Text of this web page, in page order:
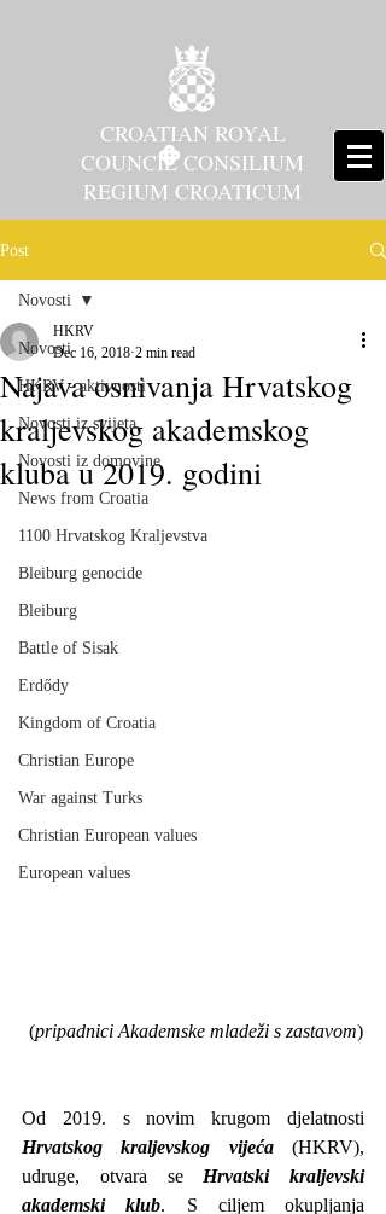
CROATIAN ROYAL
COUNCIL CONSILIUM
REGIUM CROATICUM
Post
Novosti
HKRV - aktivnosti
Novosti iz svijeta
Novosti iz domovine
News from Croatia
1100 Hrvatskog Kraljevstva
Bleiburg genocide
Bleiburg
Battle of Sisak
Erdődy
Kingdom of Croatia
Christian Europe
War against Turks
Christian European values
European values
Novosti
Najava osnivanja Hrvatskog
kraljevskog akademskog
kluba u 2019. godini
HKRV
Dec 16, 2018 2 min read
(pripadnici Akademske mladeži s zastavom)
Hrvatskog kraljevskog vijeća (HKRV),
udruge, otvara se Hrvatski kraljevski
akademski klub. S ciljem okupljanja